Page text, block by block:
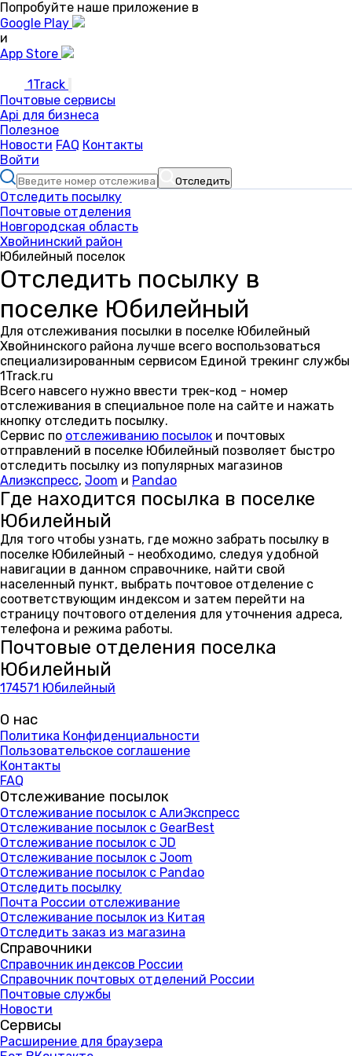
Попробуйте наше приложение в
Google Play
и
App Store
1Track
Почтовые сервисы
Api для бизнеса
Полезное
Новости FAQ Контакты
Войти
Отследить
Отследить посылку
Почтовые отделения
Новгородская область
Хвойнинский район
Юбилейный поселок
Отследить посылку в
поселке Юбилейный
Для отслеживания посылки в поселке Юбилейный
Хвойнинского района лучше всего воспользоваться
специализированным сервисом Единой трекинг службы
1Track.ru
Всего навсего нужно ввести трек-код - номер
отслеживания в специальное поле на сайте и нажать
кнопку отследить посылку.
Сервис по отслеживанию посылок и почтовых
отправлений в поселке Юбилейный позволяет быстро
отследить посылку из популярных магазинов
Алиэкспресс, Joom и Pandao
Где находится посылка в поселке
Юбилейный
Для того чтобы узнать, где можно забрать посылку в
поселке Юбилейный - необходимо, следуя удобной
навигации в данном справочнике, найти свой
населенный пункт, выбрать почтовое отделение с
соответствующим индексом и затем перейти на
страницу почтового отделения для уточнения адреса,
телефона и режима работы.
Почтовые отделения поселка
Юбилейный
174571 Юбилейный
О нас
Политика Конфиденциальности
Пользовательское соглашение
Контакты
FAQ
Отслеживание посылок
Отслеживание посылок с АлиЭкспресс
Отслеживание посылок с GearBest
Отслеживание посылок с JD
Отслеживание посылок с Joom
Отслеживание посылок с Pandao
Отследить посылку
Почта России отслеживание
Отслеживание посылок из Китая
Отследить заказ из магазина
Справочники
Справочник индексов России
Справочник почтовых отделений России
Почтовые службы
Новости
Сервисы
Расширение для браузера